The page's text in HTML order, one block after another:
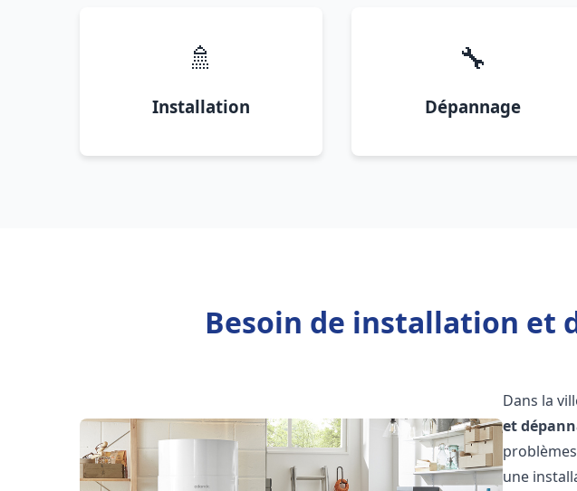
🚿
Installation
🔧
Dépannage
Besoin de installation et
Dans la
et
une